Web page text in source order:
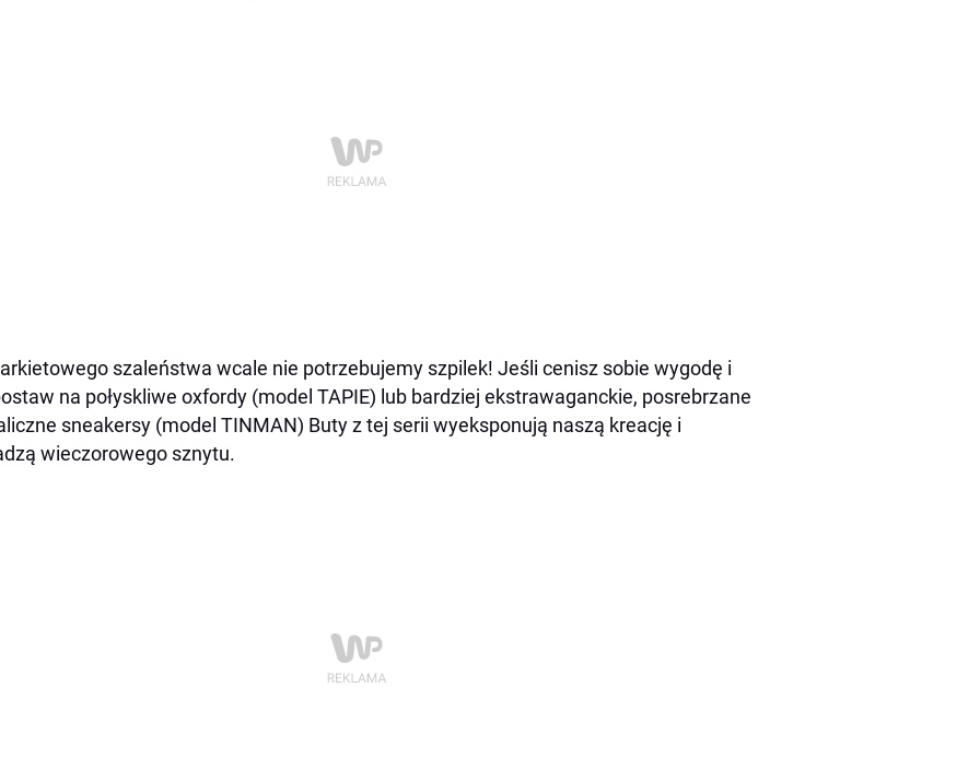
szaleństwa wcale nie potrzebujemy szpilek! Jeśli cenisz sobie wygodę i
na połyskliwe oxfordy (model TAPIE) lub bardziej ekstrawaganckie, posrebrzane
sneakersy (model TINMAN) Buty z tej serii wyeksponują naszą kreację i
wieczorowego sznytu.